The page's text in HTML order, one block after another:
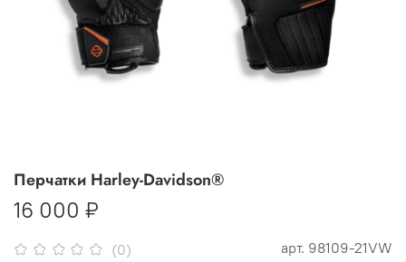
(0) арт. 98109-21VW
Перчатки Harley-Davidson®
16 000 ₽